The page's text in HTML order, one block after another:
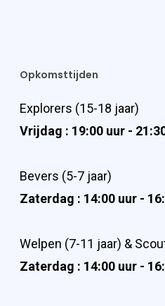
Opkomsttijden
Explorers (15-18 jaar)
Vrijdag : 19:00 uur -
Bevers (5-7 jaar)
Zaterdag : 14:00 uur -
Welpen (7-11 jaar) &
Zaterdag : 14:00 uur -